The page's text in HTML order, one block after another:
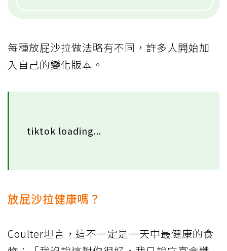
每種放屁沙拉做法略有不同，許多人開始加
入自己的變化版本。
tiktok loading...
放屁沙拉健康嗎？
Coulter坦言，這不一定是一天中最健康的食